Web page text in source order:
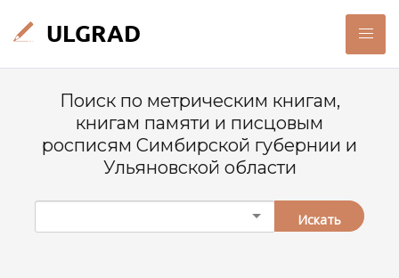
Поиск по метрическим книгам,
книгам памяти и писцовым
росписям Симбирской губернии и
Ульяновской области
Искать